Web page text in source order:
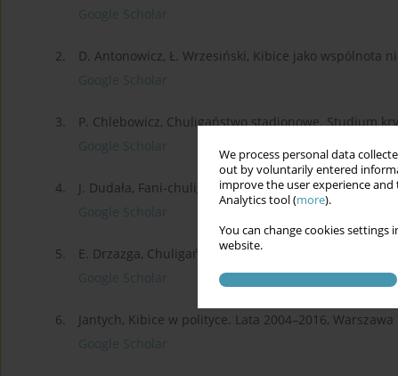
We process personal data
out by voluntarily entered
improve the user experience
Analytics tool (more).
You can change cookies
website.
Google Scholar
2.
D. Antonowicz, Ł. Wrzesiński, Kibice jako wspólnota
Google Scholar
3.
P. Chlebowicz, Chuligaństwo stadionowe. Studium
Google Scholar
4.
J. Dudała, Fani-chuligani. Rzecz o polskich kibolach,
Google Scholar
5.
E. Drzazga, Chuligaństwo futbolowe w Polsce.
Google Scholar
6.
Jantych, Kibice w polityce. Lata 2004–2016, Warszawa
Google Scholar